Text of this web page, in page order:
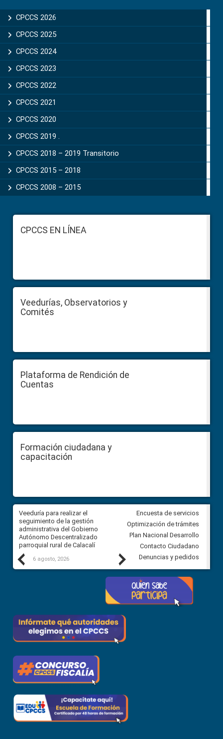
Sidebar
CPCCS 2026
CPCCS 2025
CPCCS 2024
CPCCS 2023
CPCCS 2022
CPCCS 2021
CPCCS 2020
CPCCS 2019 .
CPCCS 2018 – 2019 Transitorio
CPCCS 2015 – 2018
CPCCS 2008 – 2015
FooterCPCCS EN LÍNEA
Veedurías, Observatorios y
Comités
Plataforma de Rendición de
Cuentas
Formación ciudadana y
capacitación
Previous
Veeduría para realizar el
seguimiento de la gestión
administrativa del Gobierno
Autónomo Descentralizado
parroquial rural de Calacalí
6 agosto, 2026
Veeduría para vigilar los
derivados de la Audiencia
comunidad Urbina, parroquia
Carolina
5 agosto, 2026
Next
Encuesta de servicios
Optimización de trámites
Plan Nacional Desarrollo
Contacto Ciudadano
Denuncias y pedidos